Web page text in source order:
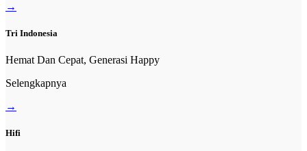
→
Tri Indonesia
Hemat Dan Cepat, Generasi Happy
Selengkapnya
→
Hifi